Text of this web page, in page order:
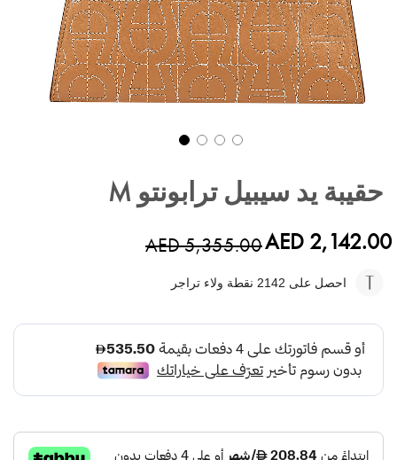
بداية
معرض
حقيبة يد سيبيل ترابونتو M
AED 2,142.00
AED 5,355.00
احصل على 2142 نقطة ولاء تراجر